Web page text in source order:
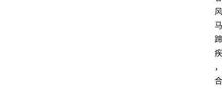
风
马
蹄
疾
，
合